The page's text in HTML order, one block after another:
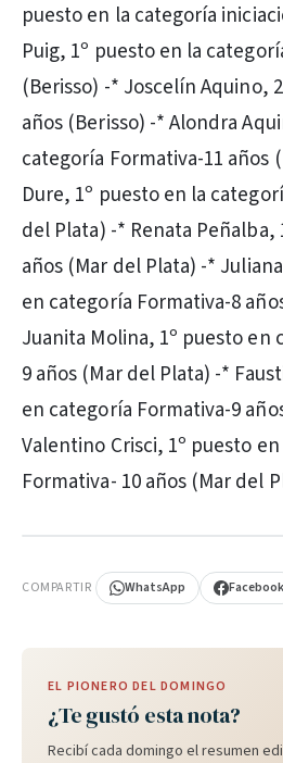
puesto en la categoría
Puig, 1º puesto en la
(Berisso) -* Joscelín Aquino,
años (Berisso) -* Alondra
categoría Formativa-11 años
Dure, 1º puesto en la
del Plata) -* Renata Peñalba,
años (Mar del Plata) -*
en categoría Formativa-8
Juanita Molina, 1º puesto en
9 años (Mar del Plata) -*
en categoría Formativa-9
Valentino Crisci, 1º puesto
Formativa- 10 años (Mar del
COMPARTIR WhatsApp Facebook
EL PIONERO DEL DOMINGO
¿Te gustó esta nota?
Recibí cada domingo el resumen